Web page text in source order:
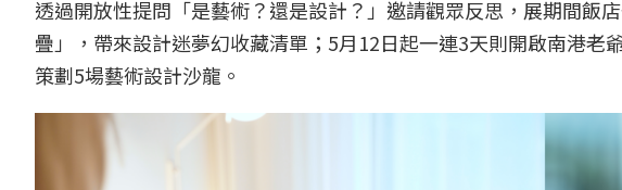
透過開放性提問「是藝術？還是設計？」邀請觀眾反思，展期間飯
疊」，帶來設計迷夢幻收藏清單；5月12日起一連3天則開啟南港老
策劃5場藝術設計沙龍。